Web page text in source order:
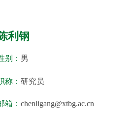
利钢
别： 男
称： 研究员
箱： chenligang@xtbg.ac.cn